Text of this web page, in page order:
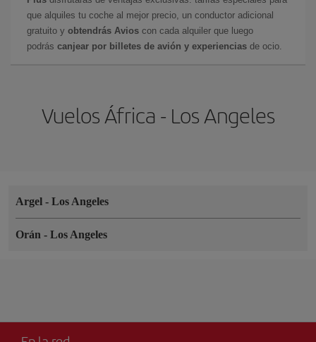
que alquiles tu coche al mejor precio, un conductor adicional
gratuito y obtendrás Avios con cada alquiler que luego
podrás canjear por billetes de avión y experiencias de ocio.
Vuelos África - Los Angeles
Argel - Los Angeles
Orán - Los Angeles